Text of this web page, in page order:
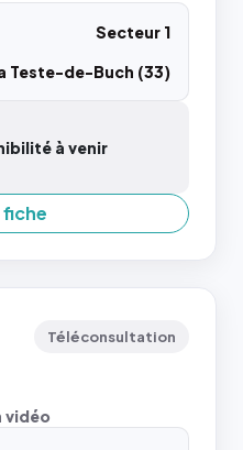
Secteur 1
Teste-de-Buch (33)
à venir
fiche
Téléconsultation
vidéo